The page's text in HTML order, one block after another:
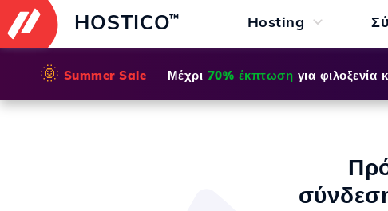
HOSTICO™ Hosting
🌞 Summer Sale — Μέχρι 70% έκπτωση για φιλοξενία